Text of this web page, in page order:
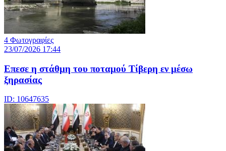
4 Φωτογραφίες
23/07/2026 17:44
Επεσε η στάθμη του ποταμού Τίβερη εν μέσω
ξηρασίας
ID: 10647635